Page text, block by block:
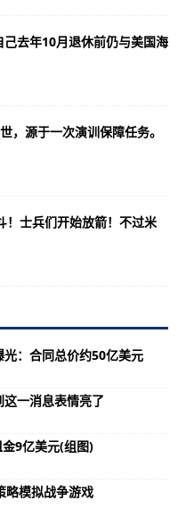
去年10月退休前仍与美国海
，源于一次演训保障任务。
！士兵们开始放箭！不过米
：合同总价约50亿美元
一消息表情亮了
9亿美元(组图)
模拟战争游戏